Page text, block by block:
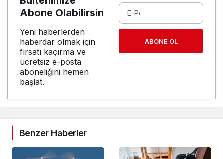
Abone Olabilirsin
Yeni haberlerden
haberdar olmak için
fırsatı kaçırma ve
ücretsiz e-posta
aboneliğini hemen
başlat.
ABONE OL
Benzer Haberler